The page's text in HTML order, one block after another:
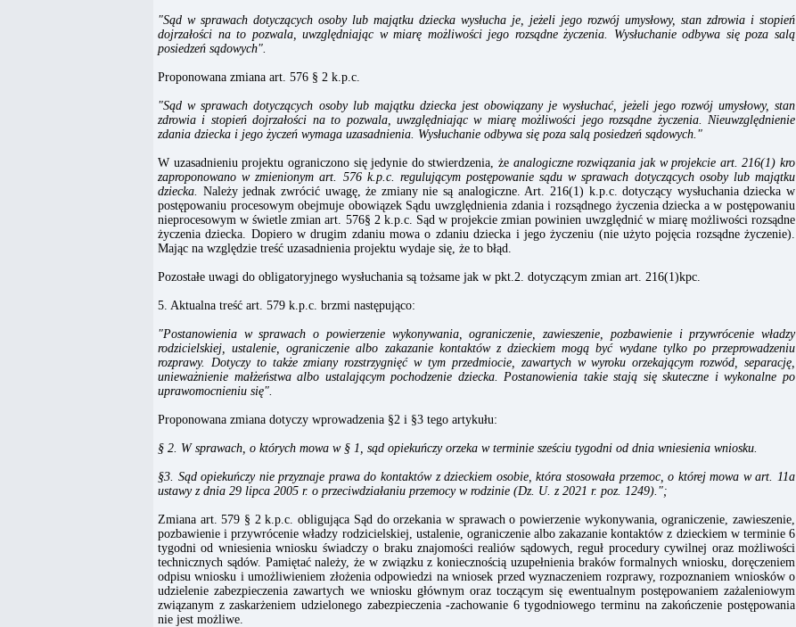
"Sąd w sprawach dotyczących osoby lub majątku dziecka wysłucha je, jeżeli jego rozwój umysłowy, stan zdrowia i stopień
dojrzałości na to pozwala, uwzględniając w miarę możliwości jego rozsądne życzenia. Wysłuchanie odbywa się poza salą
posiedzeń sądowych".
Proponowana zmiana art. 576 § 2 k.p.c.
"Sąd w sprawach dotyczących osoby lub majątku dziecka jest obowiązany je wysłuchać, jeżeli jego rozwój umysłowy, stan
zdrowia i stopień dojrzałości na to pozwala, uwzględniając w miarę możliwości jego rozsądne życzenia. Nieuwzględnienie
zdania dziecka i jego życzeń wymaga uzasadnienia. Wysłuchanie odbywa się poza salą posiedzeń sądowych."
W uzasadnieniu projektu ograniczono się jedynie do stwierdzenia, że analogiczne rozwiązania jak w projekcie art. 216(1) kro
zaproponowano w zmienionym art. 576 k.p.c. regulującym postępowanie sądu w sprawach dotyczących osoby lub majątku
dziecka. Należy jednak zwrócić uwagę, że zmiany nie są analogiczne. Art. 216(1) k.p.c. dotyczący wysłuchania dziecka w
postępowaniu procesowym obejmuje obowiązek Sądu uwzględnienia zdania i rozsądnego życzenia dziecka a w postępowaniu
nieprocesowym w świetle zmian art. 576§ 2 k.p.c. Sąd w projekcie zmian powinien uwzględnić w miarę możliwości rozsądne
życzenia dziecka. Dopiero w drugim zdaniu mowa o zdaniu dziecka i jego życzeniu (nie użyto pojęcia rozsądne życzenie).
Mając na względzie treść uzasadnienia projektu wydaje się, że to błąd.
Pozostałe uwagi do obligatoryjnego wysłuchania są tożsame jak w pkt.2. dotyczącym zmian art. 216(1)kpc.
5. Aktualna treść art. 579 k.p.c. brzmi następująco:
"Postanowienia w sprawach o powierzenie wykonywania, ograniczenie, zawieszenie, pozbawienie i przywrócenie władzy
rodzicielskiej, ustalenie, ograniczenie albo zakazanie kontaktów z dzieckiem mogą być wydane tylko po przeprowadzeniu
rozprawy. Dotyczy to także zmiany rozstrzygnięć w tym przedmiocie, zawartych w wyroku orzekającym rozwód, separację,
unieważnienie małżeństwa albo ustalającym pochodzenie dziecka. Postanowienia takie stają się skuteczne i wykonalne po
uprawomocnieniu się".
Proponowana zmiana dotyczy wprowadzenia §2 i §3 tego artykułu:
§ 2. W sprawach, o których mowa w § 1, sąd opiekuńczy orzeka w terminie sześciu tygodni od dnia wniesienia wniosku.
§3. Sąd opiekuńczy nie przyznaje prawa do kontaktów z dzieckiem osobie, która stosowała przemoc, o której mowa w art. 11a
ustawy z dnia 29 lipca 2005 r. o przeciwdziałaniu przemocy w rodzinie (Dz. U. z 2021 r. poz. 1249).";
Zmiana art. 579 § 2 k.p.c. obligująca Sąd do orzekania w sprawach o powierzenie wykonywania, ograniczenie, zawieszenie,
pozbawienie i przywrócenie władzy rodzicielskiej, ustalenie, ograniczenie albo zakazanie kontaktów z dzieckiem w terminie 6
tygodni od wniesienia wniosku świadczy o braku znajomości realiów sądowych, reguł procedury cywilnej oraz możliwości
technicznych sądów. Pamiętać należy, że w związku z koniecznością uzupełnienia braków formalnych wniosku, doręczeniem
odpisu wniosku i umożliwieniem złożenia odpowiedzi na wniosek przed wyznaczeniem rozprawy, rozpoznaniem wniosków o
udzielenie zabezpieczenia zawartych we wniosku głównym oraz toczącym się ewentualnym postępowaniem zażaleniowym
związanym z zaskarżeniem udzielonego zabezpieczenia -zachowanie 6 tygodniowego terminu na zakończenie postępowania
nie jest możliwe.